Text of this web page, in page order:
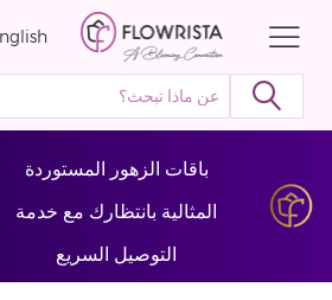
English
باقات الزهور المستوردة
المثالية بانتظارك مع خدمة
التوصيل السريع